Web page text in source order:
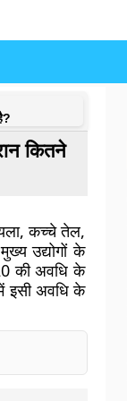
कितने
कच्चे तेल,
उद्योगों के
की अवधि के
इसी अवधि के